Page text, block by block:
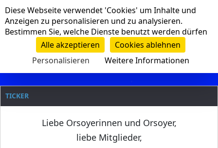
Navigation
Clanname
TICKER
Liebe Orsoyerinnen und Orsoyer,
liebe Mitglieder,
Cookie-Einstellungen
Diese Webseite verwendet 'Cookies' um Inhalte und
Anzeigen zu personalisieren und zu analysieren.
Bestimmen Sie, welche Dienste benutzt werden dürfen
Alle akzeptieren
Cookies ablehnen
Personalisieren
Weitere Informationen